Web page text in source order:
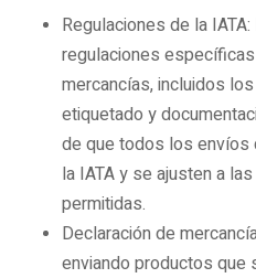
Regulaciones de la
regulaciones
mercancías, incluidos
etiquetado y
de que todos los envíos
la IATA y se ajusten a
permitidas.
Declaración de
enviando productos que